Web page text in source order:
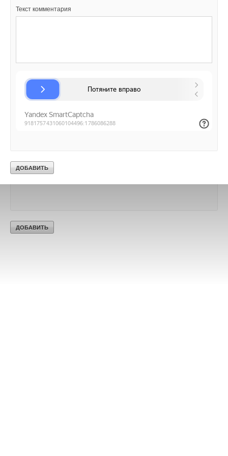
Текст комментария
Текст комментария
Ваш E-mail *